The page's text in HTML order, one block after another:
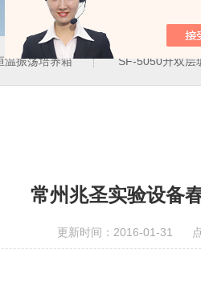
温振荡培养箱 SF-5050升双层
常州兆圣实验设备
更新时间：2016-01-31 点